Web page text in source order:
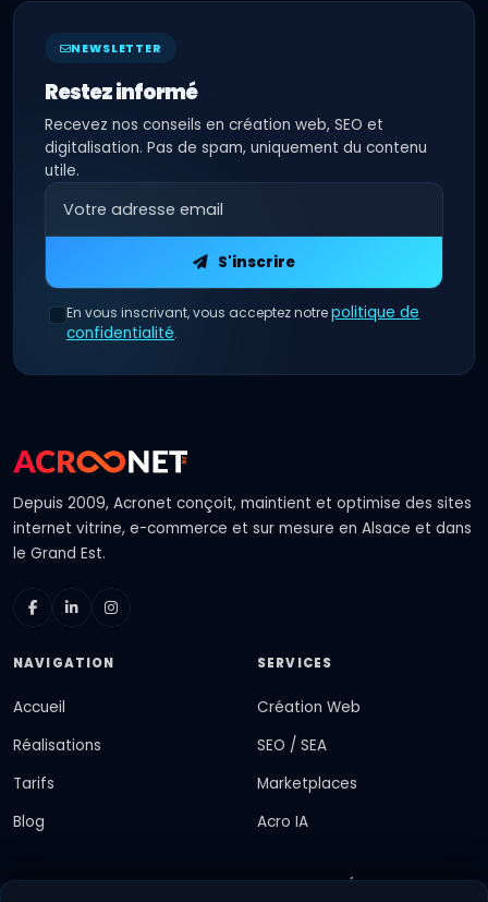
NEWSLETTER
Restez informé
Recevez nos conseils en création web, SEO et
digitalisation. Pas de spam, uniquement du contenu
utile.
S'inscrire
En vous inscrivant, vous acceptez notrepolitique de
confidentialité.
Depuis 2009, Acronet conçoit, maintient et optimise des sites
internet vitrine, e-commerce et sur mesure en Alsace et dans
le Grand Est.
NAVIGATION
Accueil
Réalisations
Tarifs
Blog
SERVICES
Création Web
SEO / SEA
Marketplaces
Acro IA
ARTICLES RÉCENTS